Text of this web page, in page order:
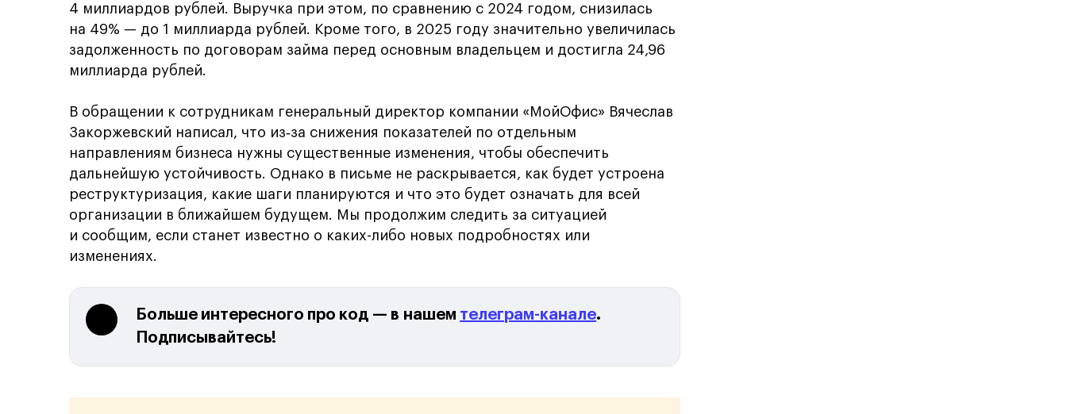
4 миллиардов рублей. Выручка при этом, по сравнению с 2024 годом, снизилась
на 49% — до 1 миллиарда рублей. Кроме того, в 2025 году значительно увеличилась
задолженность по договорам займа перед основным владельцем и достигла 24,96
миллиарда рублей.
В обращении к сотрудникам генеральный директор компании «МойОфис» Вячеслав
Закоржевский написал, что из‑за снижения показателей по отдельным
направлениям бизнеса нужны существенные изменения, чтобы обеспечить
дальнейшую устойчивость. Однако в письме не раскрывается, как будет устроена
реструктуризация, какие шаги планируются и что это будет означать для всей
организации в ближайшем будущем. Мы продолжим следить за ситуацией
и сообщим, если станет известно о каких-либо новых подробностях или
изменениях.
Больше интересного про код — в нашем телеграм-канале.
Подписывайтесь!